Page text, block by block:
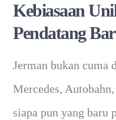
Kebiasaan
Pendatang
Jerman bukan cuma
Mercedes,
siapa pun yang baru